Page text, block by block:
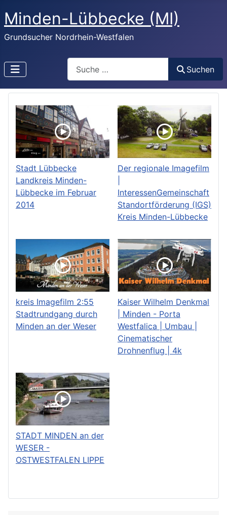
Minden-Lübbecke (MI)
Grundsucher Nordrhein-Westfalen
Suchen
Stadt Lübbecke
Landkreis Minden-
Lübbecke im Februar
2014
Der regionale Imagefilm
InteressenGemeinschaft
Standortförderung (IGS)
Kreis Minden-Lübbecke
kreis Imagefilm 2:55
Stadtrundgang durch
Minden an der Weser
Kaiser Wilhelm Denkmal
| Minden - Porta
Westfalica | Umbau |
Cinematischer
Drohnenflug | 4k
STADT MINDEN an der
WESER -
OSTWESTFALEN LIPPE